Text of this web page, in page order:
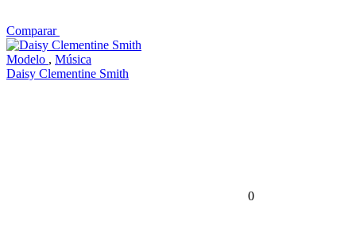
Comparar
Modelo , Música
Daisy Clementine Smith
0